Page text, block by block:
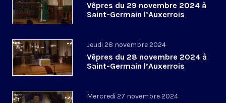
Vêpres du 29 novembre 2024 à
Saint-Germain l’Auxerrois
Jeudi 28 novembre 2024
Vêpres du 28 novembre 2024 à
Saint-Germain l’Auxerrois
Mercredi 27 novembre 2024